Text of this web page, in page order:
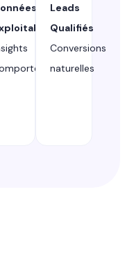
Leads
Qualifiés
Conversions
naturelles